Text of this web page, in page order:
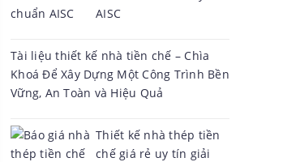
AISC
Tài liệu thiết kế nhà tiền chế – Chìa
Khoá Để Xây Dựng Một Công Trình Bền
Vững, An Toàn và Hiệu Quả
Thiết kế nhà thép tiền
chế giá rẻ uy tín giải